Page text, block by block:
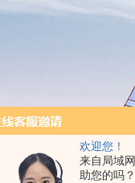
欢迎您！
来自局域
助您的吗？